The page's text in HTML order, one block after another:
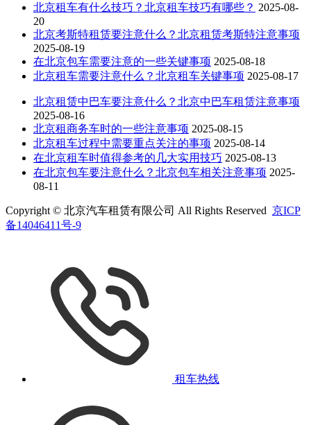
北京租车有什么技巧？北京租车技巧有哪些？ 2025-08-
20
北京考斯特租赁要注意什么？北京租赁考斯特注意事项
2025-08-19
在北京包车需要注意的一些关键事项 2025-08-18
北京租车需要注意什么？北京租车关键事项 2025-08-17
北京租赁中巴车要注意什么？北京中巴车租赁注意事项
2025-08-16
北京租商务车时的一些注意事项 2025-08-15
北京租车过程中需要重点关注的事项 2025-08-14
在北京租车时值得参考的几大实用技巧 2025-08-13
在北京包车要注意什么？北京包车相关注意事项 2025-
08-11
Copyright © 北京汽车租赁有限公司 All Rights Reserved 京ICP
备14046411号-9
租车热线